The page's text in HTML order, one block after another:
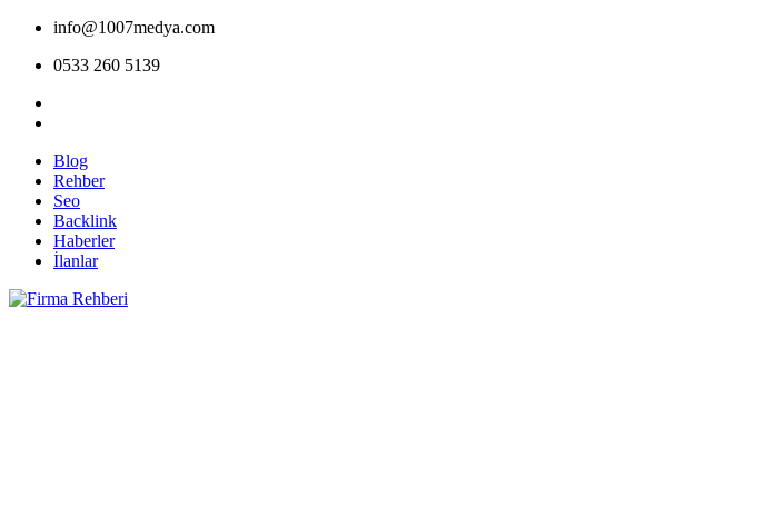
info@1007medya.com
0533 260 5139
Blog
Rehber
Seo
Backlink
Haberler
İlanlar